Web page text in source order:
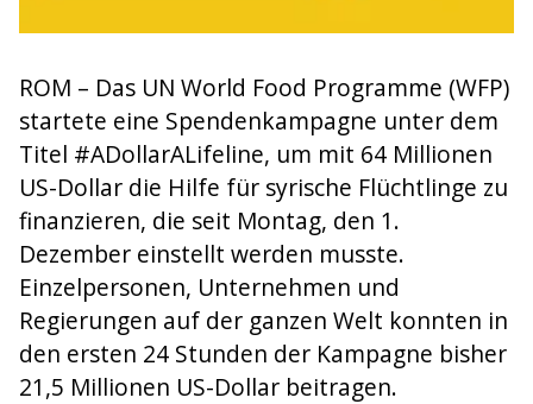
ROM – Das UN World Food Programme (WFP)
startete eine Spendenkampagne unter dem
Titel #ADollarALifeline, um mit 64 Millionen
US-Dollar die Hilfe für syrische Flüchtlinge zu
finanzieren, die seit Montag, den 1.
Dezember einstellt werden musste.
Einzelpersonen, Unternehmen und
Regierungen auf der ganzen Welt konnten in
den ersten 24 Stunden der Kampagne bisher
21,5 Millionen US-Dollar beitragen.